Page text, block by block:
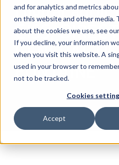
and for analytics and metrics
on this website and other media.
about the cookies we use, see
If you decline, your information
when you visit this website. A
used in your browser to
not to be tracked.
Cookies
Accept
Digital
CISS,
GÉNÉRAL
FONTAINE